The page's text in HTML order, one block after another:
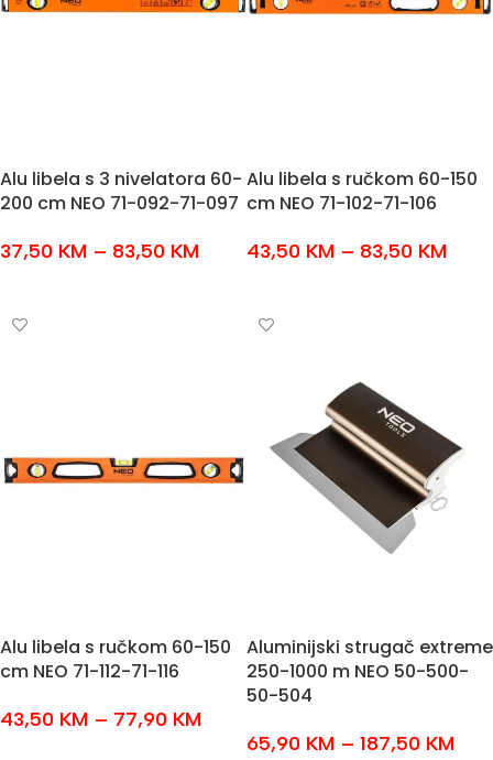
Alu libela s 3 nivelatora 60-
200 cm NEO 71-092-71-097
37,50 KM – 83,50 KM
Alu libela s ručkom 60-150
cm NEO 71-102-71-106
43,50 KM – 83,50 KM
Alu libela s ručkom 60-150
cm NEO 71-112-71-116
43,50 KM – 77,90 KM
Aluminijski strugač extreme
250-1000 m NEO 50-500-
50-504
65,90 KM – 187,50 KM